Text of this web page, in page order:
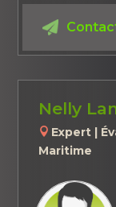
Nelly
Expert |
Maritime